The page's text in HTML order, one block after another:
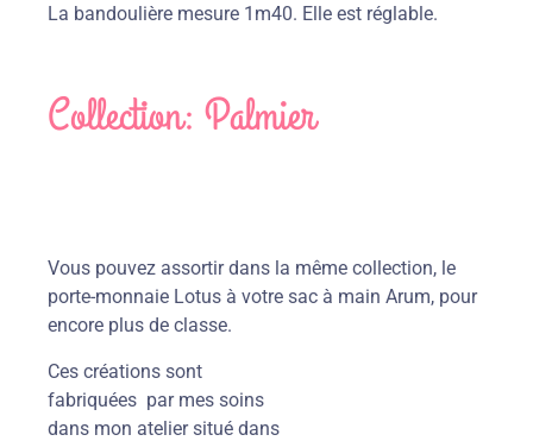
La bandoulière mesure 1m40. Elle est réglable.
Collection: Palmier
Vous pouvez assortir dans la même collection, le
porte-monnaie Lotus à votre sac à main Arum, pour
encore plus de classe.
Ces créations sont
fabriquées par mes soins
dans mon atelier situé dans